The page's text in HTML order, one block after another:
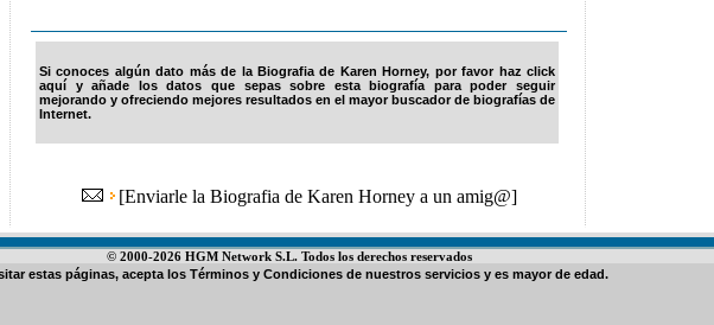
Si conoces algún dato más de la Biografia de Karen Horney, por favor haz click
aquí y añade los datos que sepas sobre esta biografía para poder seguir
mejorando y ofreciendo mejores resultados en el mayor buscador de biografías de
Internet.
[Enviarle la Biografia de Karen Horney a un amig@]
© 2000-2026 HGM Network S.L. Todos los derechos reservados
estas páginas, acepta los Términos y Condiciones de nuestros servicios y es mayor de edad.